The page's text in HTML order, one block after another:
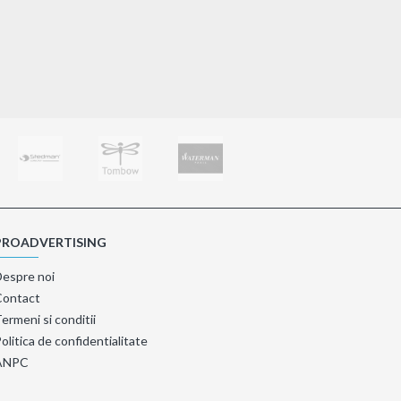
noi
si conditii
de confidentialitate